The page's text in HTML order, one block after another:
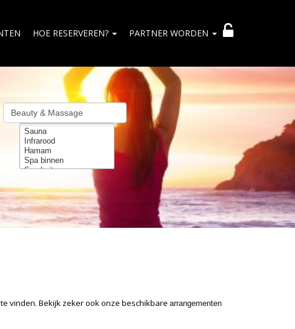
HOE RESERVEREN? PARTNER WORDEN
vinden. Bekijk zeker ook onze beschikbare arrangementen